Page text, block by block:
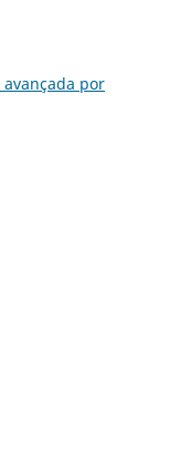
por